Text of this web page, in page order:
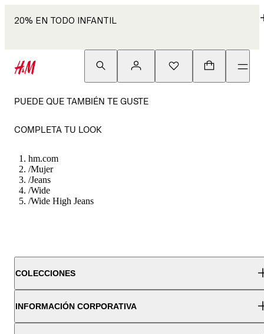
20% EN TODO INFANTIL
PUEDE QUE TAMBIÉN TE GUSTE
COMPLETA TU LOOK
hm.com
/Mujer
/Jeans
/Wide
/Wide High Jeans
COLECCIONES
INFORMACIÓN CORPORATIVA